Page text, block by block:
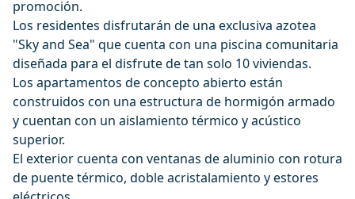
promoción.
Los residentes disfrutarán de una exclusiva azotea
"Sky and Sea" que cuenta con una piscina comunitaria
diseñada para el disfrute de tan solo 10 viviendas.
Los apartamentos de concepto abierto están
construidos con una estructura de hormigón armado
y cuentan con un aislamiento térmico y acústico
superior.
El exterior cuenta con ventanas de aluminio con rotura
de puente térmico, doble acristalamiento y estores